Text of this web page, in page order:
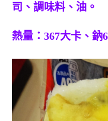
司、調味料、油。
熱量：367大卡、鈉